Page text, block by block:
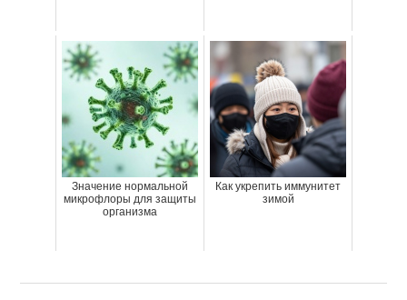
Значение нормальной
микрофлоры для защиты
организма
Как укрепить иммунитет
зимой